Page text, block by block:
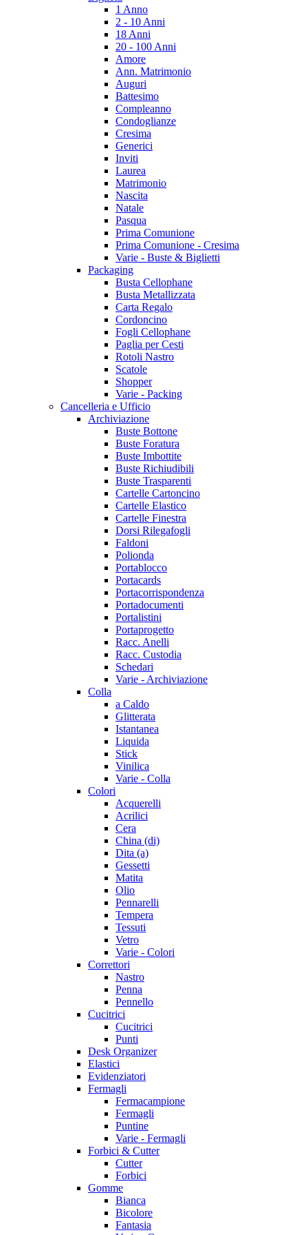
1 Anno
2 - 10 Anni
18 Anni
20 - 100 Anni
Amore
Ann. Matrimonio
Auguri
Battesimo
Compleanno
Condoglianze
Cresima
Generici
Inviti
Laurea
Matrimonio
Nascita
Natale
Pasqua
Prima Comunione
Prima Comunione - Cresima
Varie - Buste & Biglietti
Packaging
Busta Cellophane
Busta Metallizzata
Carta Regalo
Cordoncino
Fogli Cellophane
Paglia per Cesti
Rotoli Nastro
Scatole
Shopper
Varie - Packing
Cancelleria e Ufficio
Archiviazione
Buste Bottone
Buste Foratura
Buste Imbottite
Buste Richiudibili
Buste Trasparenti
Cartelle Cartoncino
Cartelle Elastico
Cartelle Finestra
Dorsi Rilegafogli
Faldoni
Polionda
Portablocco
Portacards
Portacorrispondenza
Portadocumenti
Portalistini
Portaprogetto
Racc. Anelli
Racc. Custodia
Schedari
Varie - Archiviazione
Colla
a Caldo
Glitterata
Istantanea
Liquida
Stick
Vinilica
Varie - Colla
Colori
Acquerelli
Acrilici
Cera
China (di)
Dita (a)
Gessetti
Matita
Olio
Pennarelli
Tempera
Tessuti
Vetro
Varie - Colori
Correttori
Nastro
Penna
Pennello
Cucitrici
Cucitrici
Punti
Desk Organizer
Elastici
Evidenziatori
Fermagli
Fermacampione
Fermagli
Puntine
Varie - Fermagli
Forbici & Cutter
Cutter
Forbici
Gomme
Bianca
Bicolore
Fantasia